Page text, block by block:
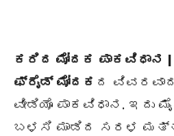
ಕರಿದ ಮೋದಕ ಪಾಕವಿಧಾನ |
ಫ್ರೈಡ್ ಮೋದಕ ದ ವಿವರವಾದ
ವೀಡಿಯೊ ಪಾಕವಿಧಾನ. ಇದು
ಬಳಸಿ ಮಾಡಿದ ಸರಳ